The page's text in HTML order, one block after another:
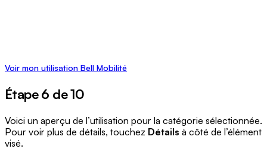
Voir mon utilisation Bell Mobilité
Étape 6 de 10
Voici un aperçu de l’utilisation pour la catégorie sélectionnée.
Pour voir plus de détails, touchez Détails à côté de l’élément
visé.